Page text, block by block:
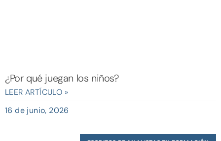
¿Por qué juegan los niños?
LEER ARTÍCULO »
16 de junio, 2026